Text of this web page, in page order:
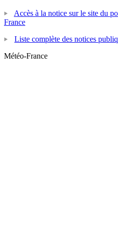
Accès à la notice sur le site du
France
Liste complète des notices
Météo-France